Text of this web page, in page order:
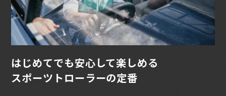
はじめてでも安心して楽しめる
スポーツトローラーの定番